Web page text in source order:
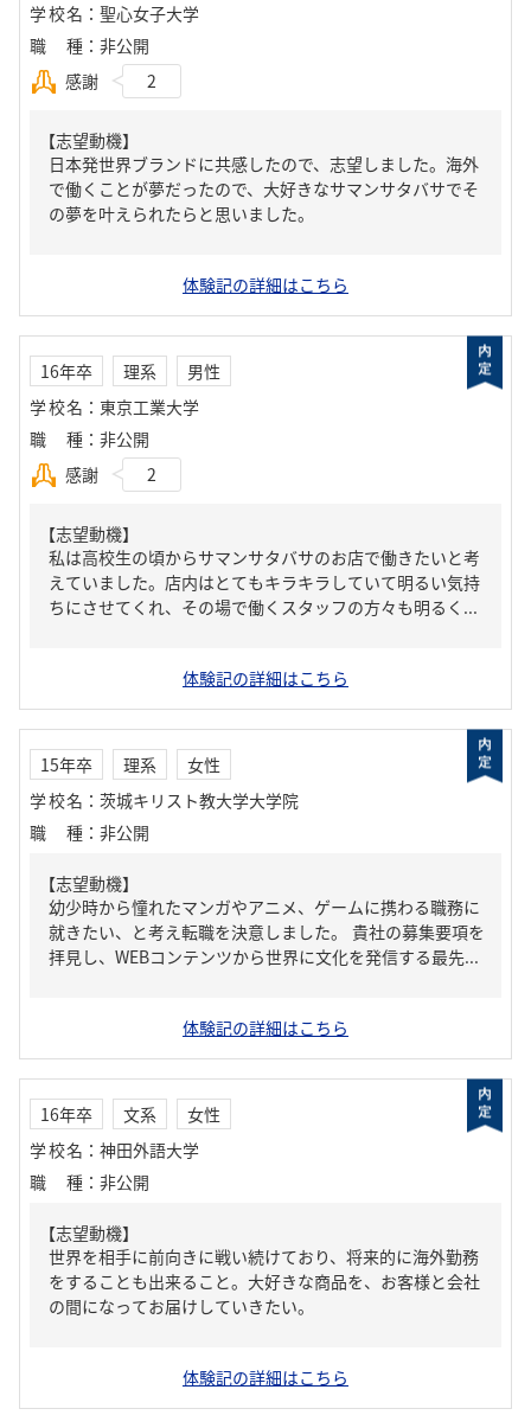
学校名 ： 聖心女子大学
職種 ： 非公開
感謝
2
【志望動機】
日本発世界ブランドに共感したので、志望しました。海外
で働くことが夢だったので、大好きなサマンサタバサでそ
の夢を叶えられたらと思いました。
体験記の詳細はこちら
16年卒 理系
男性
学校名 ： 東京工業大学
職種 ： 非公開
感謝
2
【志望動機】
私は高校生の頃からサマンサタバサのお店で働きたいと考
えていました。店内はとてもキラキラしていて明るい気持
ちにさせてくれ、その場で働くスタッフの方々も明るく...
体験記の詳細はこちら
15年卒 理系
女性
学校名 ： 茨城キリスト教大学大学院
職種 ： 非公開
【志望動機】
幼少時から憧れたマンガやアニメ、ゲームに携わる職務に
就きたい、と考え転職を決意しました。 貴社の募集要項を
拝見し、WEBコンテンツから世界に文化を発信する最先...
体験記の詳細はこちら
16年卒 文系
女性
学校名 ： 神田外語大学
職種 ： 非公開
【志望動機】
世界を相手に前向きに戦い続けており、将来的に海外勤務
をすることも出来ること。大好きな商品を、お客様と会社
の間になってお届けしていきたい。
体験記の詳細はこちら